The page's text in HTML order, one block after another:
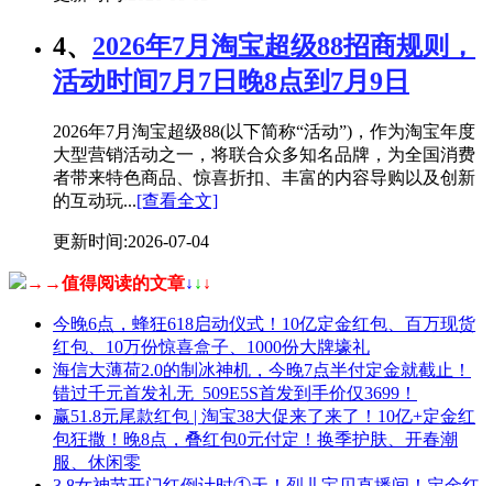
4、 2026年7月淘宝超级88招商规则，
活动时间7月7日晚8点到7月9日
2026年7月淘宝超级88(以下简称“活动”)，作为淘宝年度
大型营销活动之一，将联合众多知名品牌，为全国消费
者带来特色商品、惊喜折扣、丰富的内容导购以及创新
的互动玩...[查看全文]
更新时间:2026-07-04
→→值得阅读的文章↓ ↓ ↓
今晚6点，蜂狂618启动仪式！10亿定金红包、百万现货
红包、10万份惊喜盒子、1000份大牌壕礼
海信大薄荷2.0的制冰神机，今晚7点半付定金就截止！
错过千元首发礼无 509E5S首发到手价仅3699！
赢51.8元尾款红包 | 淘宝38大促来了来了！10亿+定金红
包狂撒！晚8点，叠红包0元付定！换季护肤、开春潮
服、休闲零